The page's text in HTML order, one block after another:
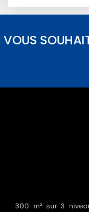
VOUS
300 m² sur 3